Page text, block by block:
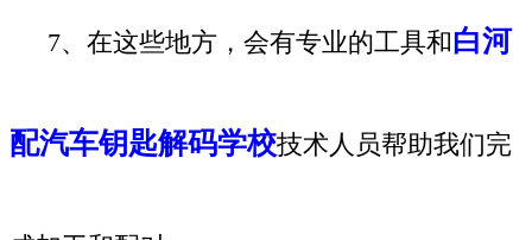
7、在这些地方，会有专业的工具和白河
配汽车钥匙解码学校技术人员帮助我们完